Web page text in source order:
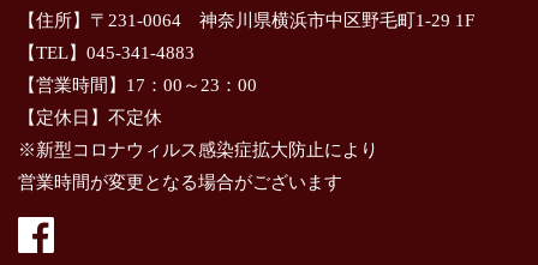
【住所】〒231-0064 神奈川県横浜市中区野毛町1-29 1F
【TEL】045-341-4883
【営業時間】17：00～23：00
【定休日】不定休
※新型コロナウィルス感染症拡大防止により
営業時間が変更となる場合がございます